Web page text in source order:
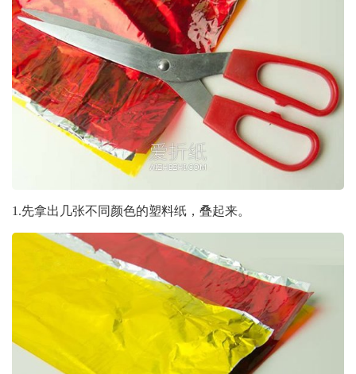
1.先拿出几张不同颜色的塑料纸，叠起来。